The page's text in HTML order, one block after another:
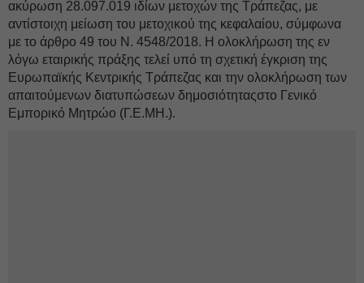
ακύρωση 28.097.019 ιδίων μετοχών της Τράπεζας, με
αντίστοιχη μείωση του μετοχικού της κεφαλαίου, σύμφωνα
με το άρθρο 49 του Ν. 4548/2018. Η ολοκλήρωση της εν
λόγω εταιρικής πράξης τελεί υπό τη σχετική έγκριση της
Ευρωπαϊκής Κεντρικής Τράπεζας και την ολοκλήρωση των
απαιτούμενων διατυπώσεων δημοσιότηταςστο Γενικό
Εμπορικό Μητρώο (Γ.Ε.ΜΗ.).